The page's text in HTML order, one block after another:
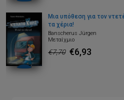
Μια υπόθεση για τον
τα χέρια!
Banscherus Jürgen
Μεταίχμιο
€7,70 €6,93